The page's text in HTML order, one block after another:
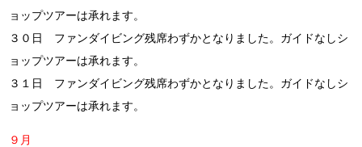
ョップツアーは承れます。
３０日 ファンダイビング残席わずかとなりました。ガイドなしシ
ョップツアーは承れます。
３１日 ファンダイビング残席わずかとなりました。ガイドなしシ
ョップツアーは承れます。
９月